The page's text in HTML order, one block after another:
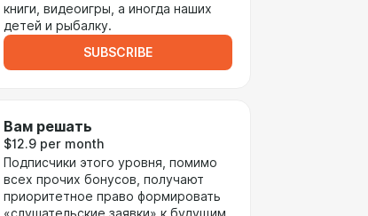
книги, видеоигры, а иногда наших
детей и рыбалку.
SUBSCRIBE
Вам решать
$12.9 per month
Подписчики этого уровня, помимо
всех прочих бонусов, получают
приоритетное право формировать